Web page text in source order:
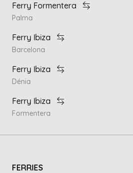
Ferry Formentera
Palma
Ferry Ibiza
Barcelona
Ferry Ibiza
Dénia
Ferry Ibiza
Formentera
FERRIES